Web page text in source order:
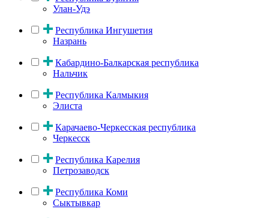
Улан-Удэ
Республика Ингушетия
Назрань
Кабардино-Балкарская республика
Нальчик
Республика Калмыкия
Элиста
Карачаево-Черкесская республика
Черкесск
Республика Карелия
Петрозаводск
Республика Коми
Сыктывкар